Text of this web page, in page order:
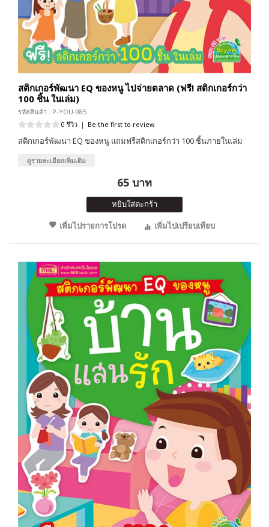
สติกเกอร์พัฒนา EQ ของหนู ไปจ่ายตลาด (ฟรี! สติกเกอร์กว่า
100 ชิ้น ในเล่ม)
รหัสสินค้า : P-YOU-985
0 รีวิว | Be the first to review
สติกเกอร์พัฒนา EQ ของหนู แถมฟรีสติกเกอร์กว่า 100 ชิ้นภายในเล่ม
ดูรายละเอียดเพิ่มเติม
65 บาท
หยิบใส่ตะกร้า
เพิ่มไปรายการโปรด
เพิ่มไปเปรียบเทียบ